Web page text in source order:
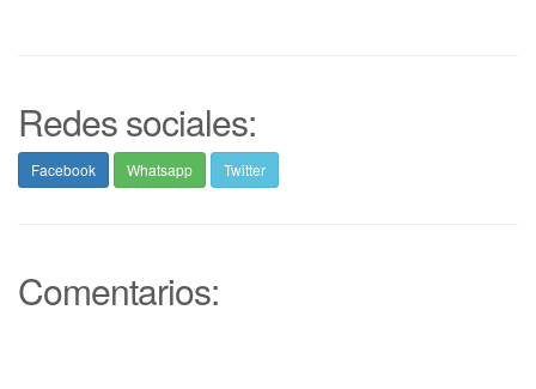
Redes sociales:
Facebook Whatsapp Twitter
Comentarios: